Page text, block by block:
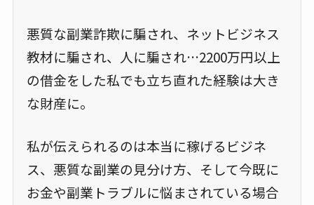
悪質な副業詐欺に騙され、ネットビジネス
教材に騙され、人に騙され…2200万円以上
の借金をした私でも立ち直れた経験は大き
な財産に。
私が伝えられるのは本当に稼げるビジネ
ス、悪質な副業の見分け方、そして今既に
お金や副業トラブルに悩まされている場合